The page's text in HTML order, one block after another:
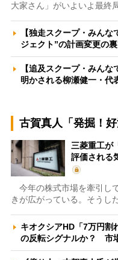
大家さん」がいよいよ最終
【独走スクープ・みん
ジェクト”の計画変更の
【追及スクープ・みん
明かされる柳瀬健一・代
古賀真人「発掘！好
三菱重工が
評価される
今年の株式市場を牽引し
きが広がっている。そうし
キオクシアHD「7万円割
の反転シグナルか？ 市